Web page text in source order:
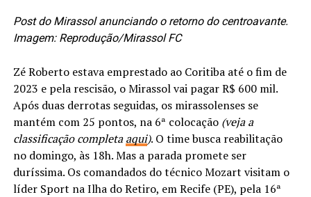
Post do Mirassol anunciando o retorno do centroavante.
Imagem: Reprodução/Mirassol FC
Zé Roberto estava emprestado ao Coritiba até o fim de
2023 e pela rescisão, o Mirassol vai pagar R$ 600 mil.
Após duas derrotas seguidas, os mirassolenses se
mantém com 25 pontos, na 6ª colocação (veja a
classificação completaaqui). O time busca reabilitação
no domingo, às 18h. Mas a parada promete ser
duríssima. Os comandados do técnico Mozart visitam o
líder Sport na Ilha do Retiro, em Recife (PE), pela 16ª